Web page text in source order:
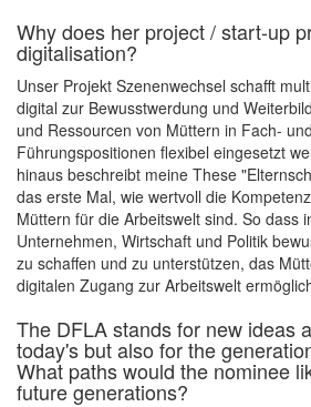
Why does her project / start-up
digitalisation?
Unser Projekt Szenenwechsel schafft
digital zur Bewusstwerdung und
und Ressourcen von Müttern in Fach-
Führungspositionen flexibel eingesetzt
hinaus beschreibt meine These
das erste Mal, wie wertvoll die
Müttern für die Arbeitswelt sind. So dass
Unternehmen, Wirtschaft und Politik
zu schaffen und zu unterstützen, das
digitalen Zugang zur Arbeitswelt
The DFLA stands for new ideas
today's but also for the
What paths would the nominee
future generations?